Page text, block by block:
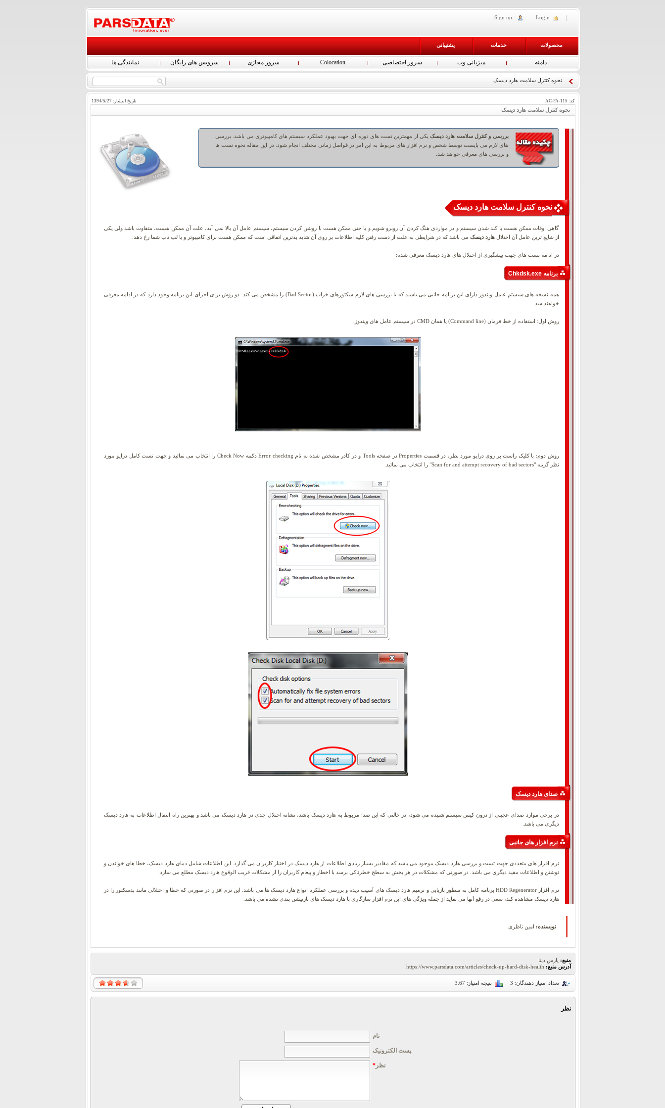
Login
Sign up
محصولات خدمات پشتیبانی
دامنه میزبانی وب سرور اختصاصی Colocation سرور مجازی سرویس های رایگان نمایندگی ها
نحوه کنترل سلامت هارد دیسک
کد: AC-FA-115 تاریخ انتشار: 1394/5/27
نحوه کنترل سلامت هارد دیسک
بررسی و کنترل سلامت هارد دیسکیکی از مهمترین تست های دوره ای جهت بهبود عملکرد سیستم های کامپیوتری می باشد. بررسی
های لازم می بایست توسط شخص و نرم افزار های مربوط به این امر در فواصل زمانی مختلف انجام شود. در این مقاله نحوه تست ها
و بررسی های معرفی خواهد شد.
نحوه کنترل سلامت هارد دیسک
گاهی اوقات ممکن هست با کند شدن سیستم و در مواردی هنگ کردن آن روبرو شویم و یا حتی ممکن هست با روشن کردن سیستم، سیستم عامل آن بالا نمی آید، علت آن ممکن هست، متفاوت باشد ولی یکی
از شایع ترین عامل آن اختلالهارد دیسک می باشد که در شرایطی به علت از دست رفتن کلیه اطلاعات بر روی آن شاید بدترین اتفاقی است که ممکن هست برای کامپیوتر و یا لپ تاپ شما رخ دهد.
در ادامه تست های جهت پیشگیری از اختلال های هارد دیسک معرفی شده:
برنامه Chkdsk.exe
همه نسخه های سیستم عامل ویندوز دارای این برنامه جانبی می باشند که با بررسی های لازم سکتورهای خراب (Bad Sector) را مشخص می کند. دو روش برای اجرای این برنامه وجود دارد که در ادامه معرفی
خواهند شد:
روش اول: استفاده از خط فرمان (Command line) یا همان CMD در سیستم عامل های ویندوز.
روش دوم: با کلیک راست بر روی درایو مورد نظر، در قسمت Properties در صفحه Tools و در کادر مشخص شده به نام Error checking دکمه Check Now را انتخاب می نمائید و جهت تست کامل درایو مورد
نظر گزینه "Scan for and attempt recovery of bad sectors" را انتخاب می نمائید.
صدای هارد دیسک
در برخی موارد صدای عجیبی از درون کیس سیستم شنیده می شود، در حالتی که این صدا مربوط به هارد دیسک باشد، نشانه اختلال جدی در هارد دیسک می باشد و بهترین راه انتقال اطلاعات به هارد دیسک
دیگری می باشد.
نرم افزار های جانبی
نرم افزار های متعددی جهت تست و بررسی هارد دیسک موجود می باشد که مقادیر بسیار زیادی اطلاعات از هارد دیسک در اختیار کاربران می گذارد. این اطلاعات شامل دمای هارد دیسک، خطا های خواندن و
نوشتن و اطلاعات مفید دیگری می باشد. در صورتی که مشکلات در هر بخش به سطح خطرناکی برسد با اخطار و پیغام کاربران را از مشکلات قریب الوقوع هارد دیسک مطلع می سازد.
نرم افزار HDD Regenerator برنامه کامل به منظور بازیابی و ترمیم هارد دیسک های آسیب دیده و بررسی عملکرد انواع هارد دیسک ها می باشد. این نرم افزار در صورتی که خطا و اختلالی مانند بدسکتور را در
هارد دیسک مشاهده کند، سعی در رفع آنها می نماید از جمله ویژگی های این نرم افزار سازگاری با هارد دیسک های پارتیشن بندی نشده می باشد.
نویسنده: امین ناظری
منبع: پارس دیتا
آدرس منبع: https://www.parsdata.com/articles/check-up-hard-disk-health
تعداد امتیاز دهندگان: 3 نتیجه امتیاز:3.67
نظر
نام
پست الکترونیک
نظر*